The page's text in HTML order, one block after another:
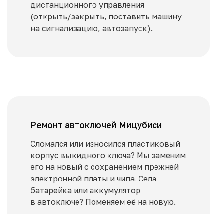
дистанционного управления
(открыть/закрыть, поставить машину
на сигнализацию, автозапуск).
Ремонт автоключей Мицубиси
Сломался или износился пластиковый
корпус выкидного ключа? Мы заменим
его на новый с сохранением прежней
электронной платы и чипа. Села
батарейка или аккумулятор
в автоключе? Поменяем её на новую.